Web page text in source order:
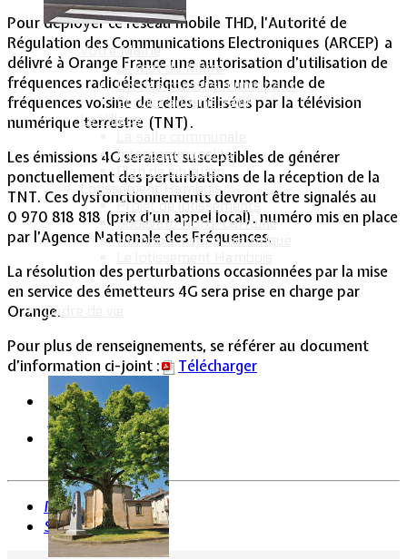
Votre Mairie
Le mot du Maire
CR des conseils municipaux
Service administratif
Le Village
La salle communale
Intercommunalité
Plan de situation
Lotissement Hambois
Projet de lotissements
Sodevam Nord-Lorraine
Hambois, rappel historique
Cadre de vie
Pour déployer ce réseau mobile THD, l’Autorité de
Régulation des Communications Electroniques (ARCEP) a
délivré à Orange France une autorisation d’utilisation de
fréquences radioélectriques dans une bande de
fréquences voisine de celles utilisées par la télévision
numérique terrestre (TNT).
Les émissions 4G seraient susceptibles de générer
ponctuellement des perturbations de la réception de la
TNT. Ces dysfonctionnements devront être signalés au
0 970 818 818 (prix d’un appel local), numéro mis en place
par l’Agence Nationale des Fréquences.
La résolution des perturbations occasionnées par la mise
en service des émetteurs 4G sera prise en charge par
Orange.
Pour plus de renseignements, se référer au document
d’information ci-joint :
Télécharger
Précédent
Suivant